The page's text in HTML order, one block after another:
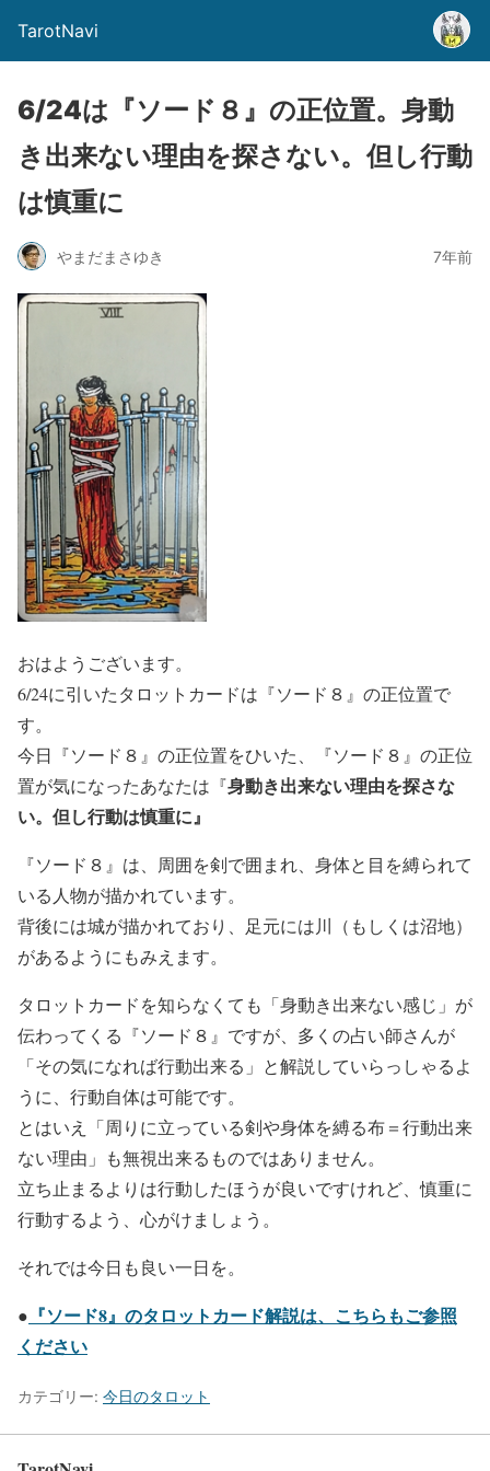
TarotNavi
6/24は『ソード８』の正位置。身動
き出来ない理由を探さない。但し行動
は慎重に
やまだまさゆき 7年前
おはようございます。
6/24に引いたタロットカードは『ソード８』の正位置で
す。
今日『ソード８』の正位置をひいた、『ソード８』の正位
置が気になったあなたは『身動き出来ない理由を探さな
い。但し行動は慎重に』
『ソード８』は、周囲を剣で囲まれ、身体と目を縛られて
いる人物が描かれています。
背後には城が描かれており、足元には川（もしくは沼地）
があるようにもみえます。
タロットカードを知らなくても「身動き出来ない感じ」が
伝わってくる『ソード８』ですが、多くの占い師さんが
「その気になれば行動出来る」と解説していらっしゃるよ
うに、行動自体は可能です。
とはいえ「周りに立っている剣や身体を縛る布＝行動出来
ない理由」も無視出来るものではありません。
立ち止まるよりは行動したほうが良いですけれど、慎重に
行動するよう、心がけましょう。
それでは今日も良い一日を。
● 『ソード8』のタロットカード解説は、こちらもご参照
ください
カテゴリー: 今日のタロット